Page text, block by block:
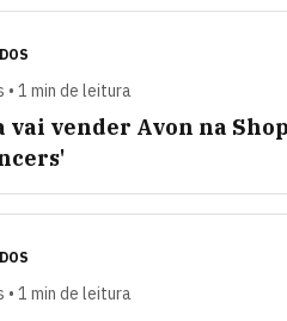
• 1 min de leitura
vai vender Avon na
• 1 min de leitura